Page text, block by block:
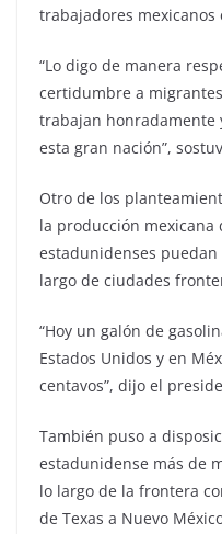
trabajadores mexicanos
“Lo digo de manera
certidumbre a
trabajan honradamente
esta gran nación”,
Otro de los
la producción mexicana
estadunidenses
largo de ciudades
“Hoy un galón de
Estados Unidos y en
centavos”, dijo el
También puso a
estadunidense más de
lo largo de la frontera
de Texas a Nuevo